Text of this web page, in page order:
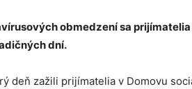
obmedzení sa
dní.
deň zažili prijímatelia v Domovu